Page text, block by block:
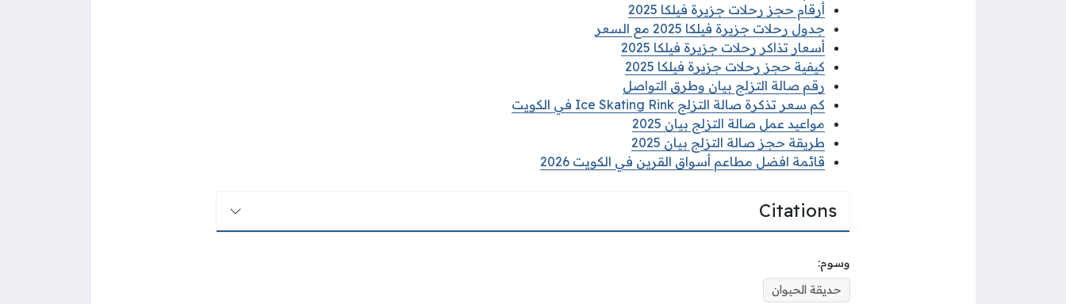
أرقام حجز رحلات جزيرة فيلكا 2025
جدول رحلات جزيرة فيلكا 2025 مع السعر
أسعار تذاكر رحلات جزيرة فيلكا 2025
كيفية حجز رحلات جزيرة فيلكا 2025
رقم صالة التزلج بيان وطرق التواصل
كم سعر تذكرة صالة التزلج Ice Skating Rink في الكويت
مواعيد عمل صالة التزلج بيان 2025
طريقة حجز صالة التزلج بيان 2025
قائمة افضل مطاعم أسواق القرين في الكويت 2026
Citations
وسوم:
حديقة الحيوان